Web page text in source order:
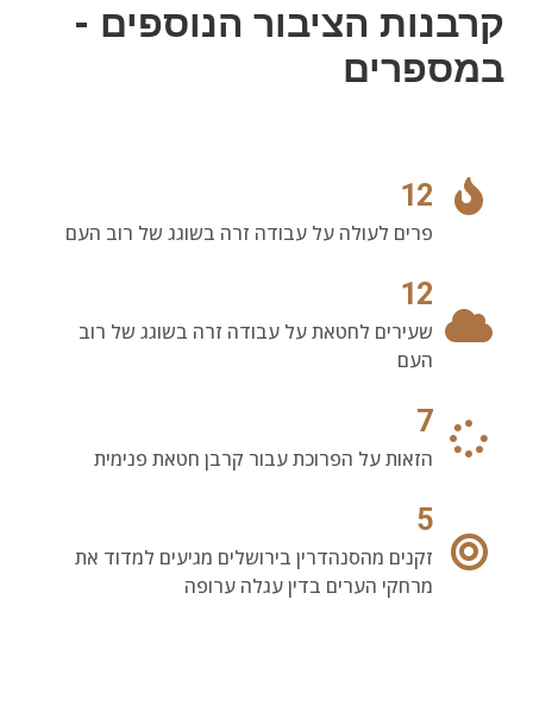
קרבנות הציבור הנוספים -
במספרים
12
פרים לעולה על עבודה זרה בשוגג של רוב העם
12
שעירים לחטאת על עבודה זרה בשוגג של רוב
העם
7
הזאות על הפרוכת עבור קרבן חטאת פנימית
5
זקנים מהסנהדרין בירושלים מגיעים למדוד את
מרחקי הערים בדין עגלה ערופה